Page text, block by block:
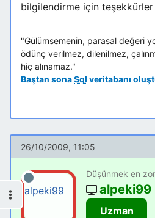
bilgilendirme için
"Gülümsemenin, parasal değeri
ödünç verilmez, dilenilmez,
hiç alınamaz."
Baştan sonaSql veritabanı
26/10/2009, 11:05
Düşünmek en
alpeki99
Uzman